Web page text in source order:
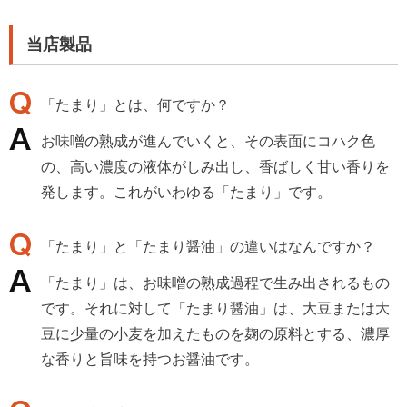
当店製品
「たまり」とは、何ですか？
お味噌の熟成が進んでいくと、その表面にコハク色
の、高い濃度の液体がしみ出し、香ばしく甘い香りを
発します。これがいわゆる「たまり」です。
「たまり」と「たまり醤油」の違いはなんですか？
「たまり」は、お味噌の熟成過程で生み出されるもの
です。それに対して「たまり醤油」は、大豆または大
豆に少量の小麦を加えたものを麹の原料とする、濃厚
な香りと旨味を持つお醤油です。